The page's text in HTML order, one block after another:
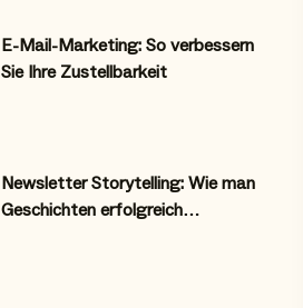
E-Mail-Marketing: So verbessern
Sie Ihre Zustellbarkeit
Newsletter Storytelling: Wie man
Geschichten erfolgreich…